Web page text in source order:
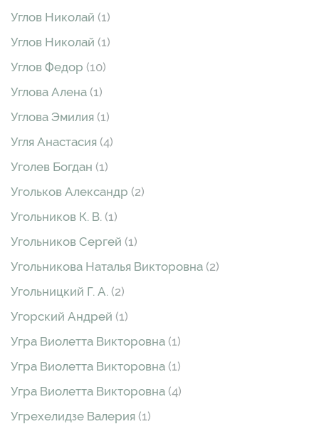
Углов Николай (1)
Углов Николай (1)
Углов Федор (10)
Углова Алена (1)
Углова Эмилия (1)
Угля Анастасия (4)
Уголев Богдан (1)
Угольков Александр (2)
Угольников К. В. (1)
Угольников Сергей (1)
Угольникова Наталья Викторовна (2)
Угольницкий Г. А. (2)
Угорский Андрей (1)
Угра Виолетта Викторовна (1)
Угра Виолетта Викторовна (1)
Угра Виолетта Викторовна (4)
Угрехелидзе Валерия (1)